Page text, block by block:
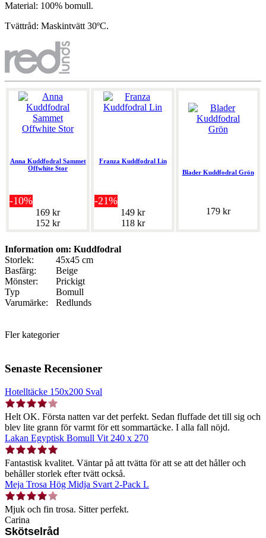
Material: 100% bomull.
Tvättråd: Maskintvätt 30ºC.
Anna Kuddfodral Sammet
Offwhite Stor
-10%
169 kr
152 kr
Franza Kuddfodral Lin
-21%
149 kr
118 kr
Blader Kuddfodral Grön
179 kr
Information om: Kuddfodral
Storlek:
45x45 cm
Basfärg:
Beige
Mönster:
Prickigt
Typ
Bomull
Varumärke:
Redlunds
Fler kategorier
Senaste Recensioner
Hotelltäcke 150x200 Sval
Helt OK. Första natten var det perfekt. Sedan fluffade det till sig och
blev lite grann för varmt för ett sommartäcke. I alla fall nöjd.
Lakan Egyptisk Bomull Vit 240 x 270
Fantastisk kvalitet. Väntar på att tvätta för att se att det håller och
behåller storlek efter tvätt också.
Meja Trosa Hög Midja Svart 2-Pack L
Mjuk och fin trosa. Sitter perfekt.
Carina
Skötselråd